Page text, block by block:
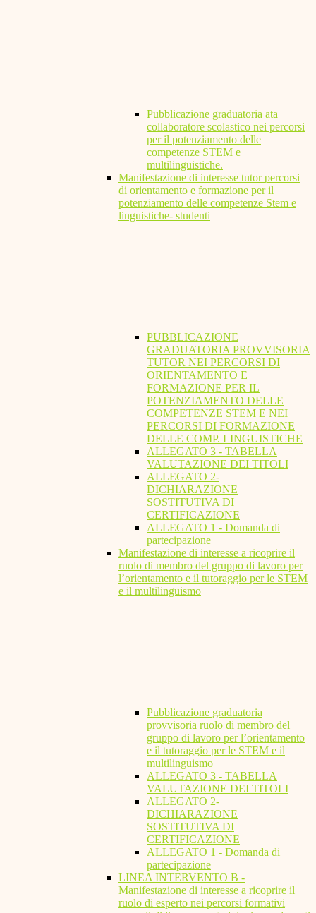
Pubblicazione graduatoria ata
collaboratore scolastico nei percorsi
per il potenziamento delle
competenze STEM e
multilinguistiche.
Manifestazione di interesse tutor percorsi
di orientamento e formazione per il
potenziamento delle competenze Stem e
linguistiche- studenti
PUBBLICAZIONE
GRADUATORIA PROVVISORIA
TUTOR NEI PERCORSI DI
ORIENTAMENTO E
FORMAZIONE PER IL
POTENZIAMENTO DELLE
COMPETENZE STEM E NEI
PERCORSI DI FORMAZIONE
DELLE COMP. LINGUISTICHE
ALLEGATO 3 - TABELLA
VALUTAZIONE DEI TITOLI
ALLEGATO 2-
DICHIARAZIONE
SOSTITUTIVA DI
CERTIFICAZIONE
ALLEGATO 1 - Domanda di
partecipazione
Manifestazione di interesse a ricoprire il
ruolo di membro del gruppo di lavoro per
l’orientamento e il tutoraggio per le STEM
e il multilinguismo
Pubblicazione graduatoria
provvisoria ruolo di membro del
gruppo di lavoro per l’orientamento
e il tutoraggio per le STEM e il
multilinguismo
ALLEGATO 3 - TABELLA
VALUTAZIONE DEI TITOLI
ALLEGATO 2-
DICHIARAZIONE
SOSTITUTIVA DI
CERTIFICAZIONE
ALLEGATO 1 - Domanda di
partecipazione
LINEA INTERVENTO B -
Manifestazione di interesse a ricoprire il
ruolo di esperto nei percorsi formativi